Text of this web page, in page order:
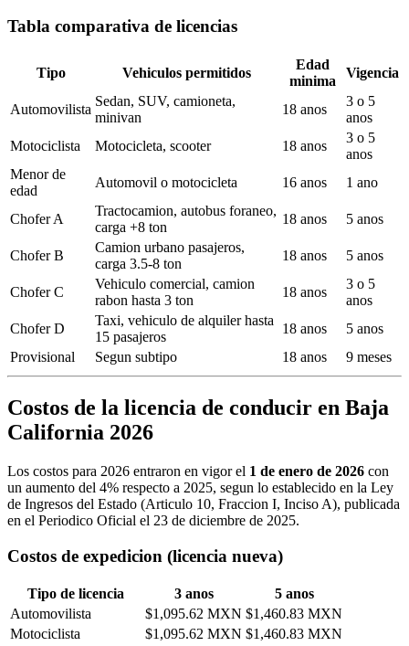
Tabla comparativa de licencias
Tipo Vehiculos permitidos
Edad
minima
Vigencia
Automovilista
Sedan, SUV, camioneta,
minivan
18 anos
3 o 5
anos
Motociclista
Motocicleta, scooter 18 anos
3 o 5
anos
Menor de
edad
Automovil o motocicleta 16 anos 1 ano
Chofer A
Tractocamion, autobus foraneo,
carga +8 ton
18 anos 5 anos
Chofer B
Camion urbano pasajeros,
carga 3.5-8 ton
18 anos 5 anos
Chofer C
Vehiculo comercial, camion
rabon hasta 3 ton
18 anos
3 o 5
anos
Chofer D
Taxi, vehiculo de alquiler hasta
15 pasajeros
18 anos
5 anos
Provisional
Segun subtipo 18 anos 9 meses
Costos de la licencia de conducir en Baja
California 2026
Los costos para 2026 entraron en vigor el 1 de enero de 2026 con
un aumento del 4% respecto a 2025, segun lo establecido en la Ley
de Ingresos del Estado (Articulo 10, Fraccion I, Inciso A), publicada
en el Periodico Oficial el 23 de diciembre de 2025.
Costos de expedicion (licencia nueva)
Tipo de licencia 3 anos
5 anos
Automovilista
$1,095.62 MXN $1,460.83 MXN
Motociclista
$1,095.62 MXN $1,460.83 MXN